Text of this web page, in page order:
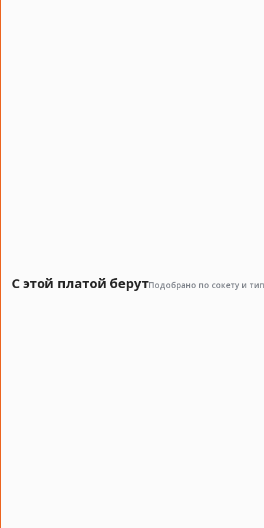
X10X99-16D Huananzhi, поддержка до
Преимущества комплекта Xeon E5-2687W v3 сокет
Этот комплект идеально подходит для создания
надежность и стабильность работы. Вы можете
С этой платой берутПодобрано по сокету и